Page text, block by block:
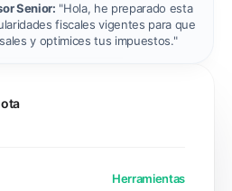
Senior: "Hola, he preparado esta
fiscales vigentes para que
y optimices tus impuestos."
Herramientas